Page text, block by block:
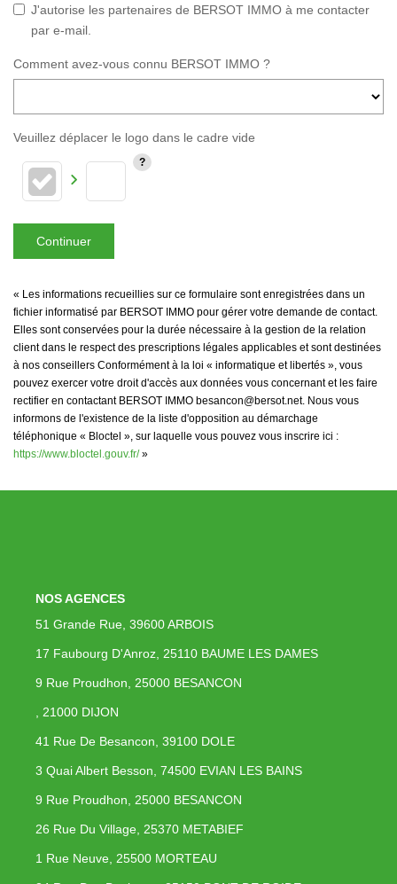
J'autorise les partenaires de BERSOT IMMO à me contacter
par e-mail.
Comment avez-vous connu BERSOT IMMO ?
Veuillez déplacer le logo dans le cadre vide
Continuer
« Les informations recueillies sur ce formulaire sont enregistrées dans un
fichier informatisé par BERSOT IMMO pour gérer votre demande de contact.
Elles sont conservées pour la durée nécessaire à la gestion de la relation
client dans le respect des prescriptions légales applicables et sont destinées
à nos conseillers Conformément à la loi « informatique et libertés », vous
pouvez exercer votre droit d'accès aux données vous concernant et les faire
rectifier en contactant BERSOT IMMO besancon@bersot.net. Nous vous
informons de l'existence de la liste d'opposition au démarchage
téléphonique « Bloctel », sur laquelle vous pouvez vous inscrire ici :
https://www.bloctel.gouv.fr/»
NOS AGENCES
51 Grande Rue, 39600 ARBOIS
17 Faubourg D'Anroz, 25110 BAUME LES DAMES
9 Rue Proudhon, 25000 BESANCON
, 21000 DIJON
41 Rue De Besancon, 39100 DOLE
3 Quai Albert Besson, 74500 EVIAN LES BAINS
9 Rue Proudhon, 25000 BESANCON
26 Rue Du Village, 25370 METABIEF
1 Rue Neuve, 25500 MORTEAU